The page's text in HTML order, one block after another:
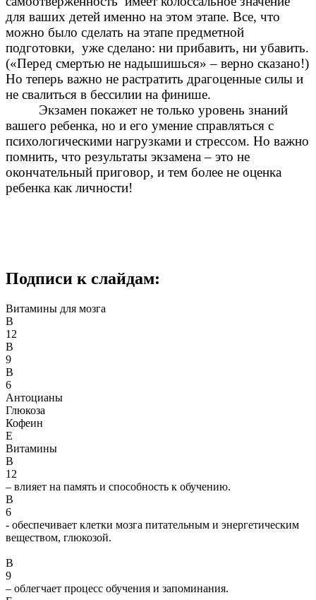
для ваших детей именно на этом этапе. Все, что
можно было сделать на этапе предметной
подготовки, уже сделано: ни прибавить, ни убавить.
(«Перед смертью не надышишься» – верно сказано!)
Но теперь важно не растратить драгоценные силы и
не свалиться в бессилии на финише.
Экзамен покажет не только уровень знаний
вашего ребенка, но и его умение справляться с
психологическими нагрузками и стрессом. Но важно
помнить, что результаты экзамена – это не
окончательный приговор, и тем более не оценка
ребенка как личности!
Подписи к слайдам:
Витамины для мозга
В
12
В
9
В
6
Антоцианы
Глюкоза
Кофеин
Е
Витамины
В
12
– влияет на память и способность к обучению.
В
6
- обеспечивает клетки мозга питательным и энергетическим
веществом, глюкозой.
В
9
– облегчает процесс обучения и запоминания.